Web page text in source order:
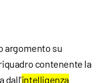
argomento su
contenente la
dall'intelligenza